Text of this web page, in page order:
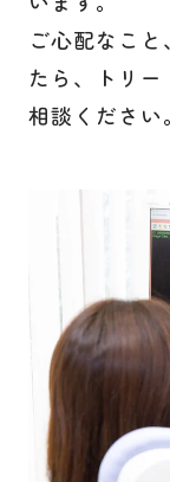
ご心配なこ
たら、トリ
相談ください。